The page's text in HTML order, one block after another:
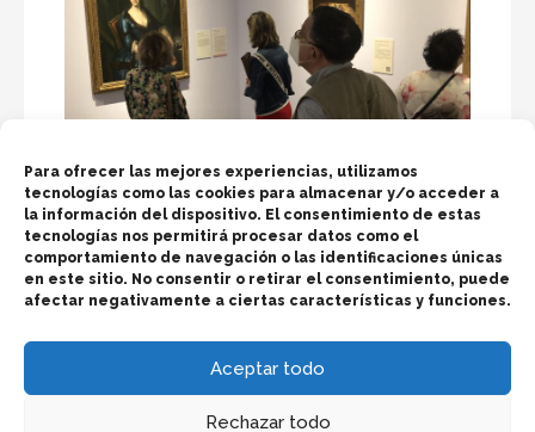
Para ofrecer las mejores experiencias, utilizamos
tecnologías como las cookies para almacenar y/o acceder a
la información del dispositivo. El consentimiento de estas
tecnologías nos permitirá procesar datos como el
comportamiento de navegación o las identificaciones únicas
en este sitio. No consentir o retirar el consentimiento, puede
afectar negativamente a ciertas características y funciones.
Aceptar todo
Rechazar todo
Pintura Barroca y Goya